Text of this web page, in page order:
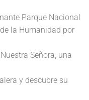
Parque Nacional
la Humanidad por
Señora, una
y descubre su